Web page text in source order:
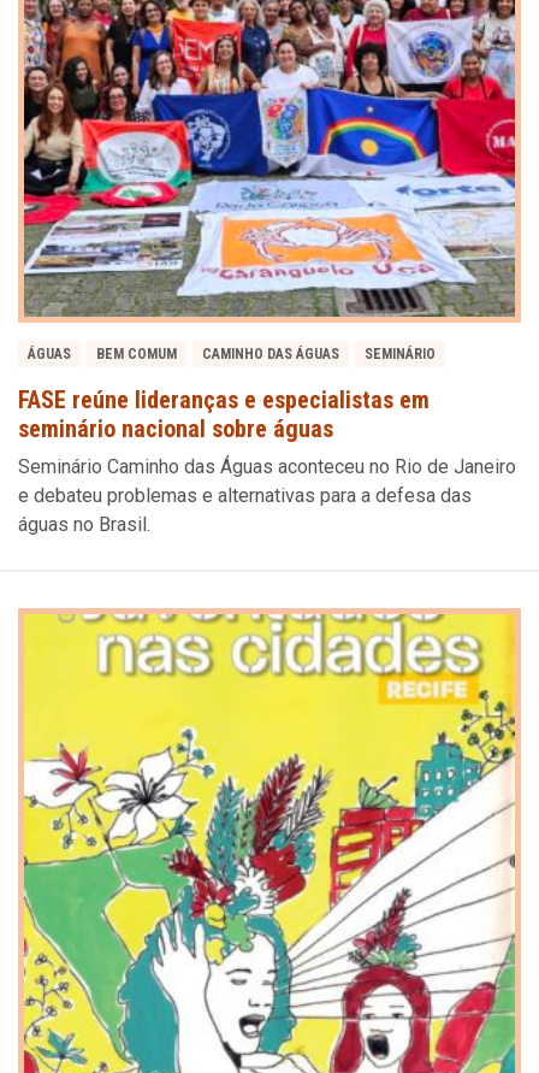
ÁGUAS BEM COMUM CAMINHO DAS ÁGUAS SEMINÁRIO
FASE reúne lideranças e especialistas em
seminário nacional sobre águas
Seminário Caminho das Águas aconteceu no Rio de Janeiro
e debateu problemas e alternativas para a defesa das
águas no Brasil.